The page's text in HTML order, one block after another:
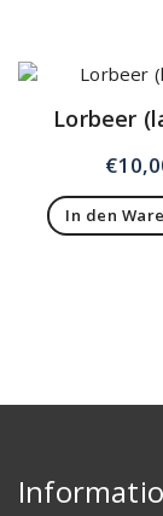
Lorbeer
€
In den